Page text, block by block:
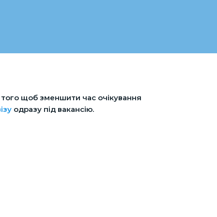
щоб зменшити час очікування
одразу під вакансію.